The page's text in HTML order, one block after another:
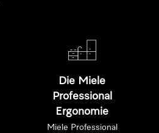
Die Miele
Professional
Ergonomie
Miele Professional